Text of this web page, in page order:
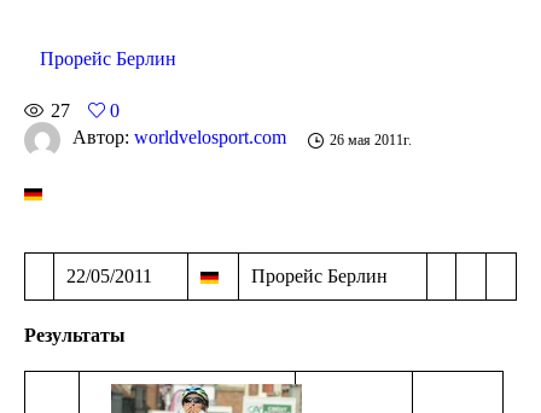
Прорейс Берлин
27
0
Автор: worldvelosport.com 26 мая 2011г.
22/05/2011 Прорейс Берлин
Результаты